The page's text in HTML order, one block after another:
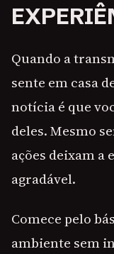
Quando a
sente em casa
notícia é que
deles. Mesmo
ações deixam a
agradável.
Comece pelo
ambiente sem